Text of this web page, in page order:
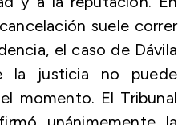
suele correr
el caso de Dávila
la justicia no puede
momento. El Tribunal